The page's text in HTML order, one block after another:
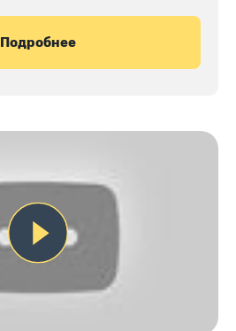
Подробнее